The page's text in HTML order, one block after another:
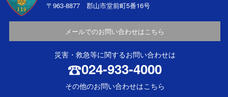
〒963-8877 郡山市堂前町5番16号
メールでのお問い合わせはこちら
災害・救急等に関するお問い合わせは
024-933-4000
その他のお問い合わせはこちら